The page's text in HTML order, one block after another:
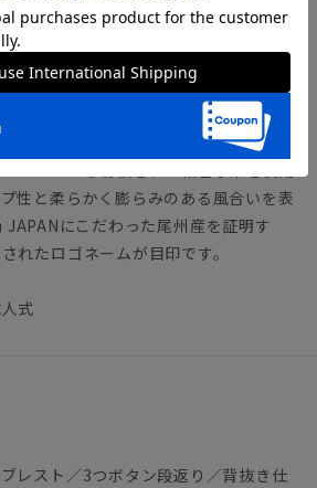
の自然環境に恵まれ、古くから織物生
尾州地区。イタリアのビエラ、イギリ
と並ぶ世界三大織物産地の一つに称さ
る高い品質は、国内はもちろん海外の
を集めています。今回は19.5マイクロ
性と柔らかく膨らみのある風合いを表
にこだわった尾州産を証明す
れたロゴネームが目印です。
式
レスト／3つボタン段返り／背抜き仕